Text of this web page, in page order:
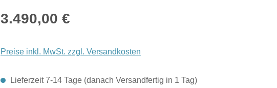
Regulärer Preis:
3.490,00 €
Preise inkl. MwSt. zzgl. Versandkosten
Lieferzeit 7-14 Tage (danach Versandfertig in 1 Tag)